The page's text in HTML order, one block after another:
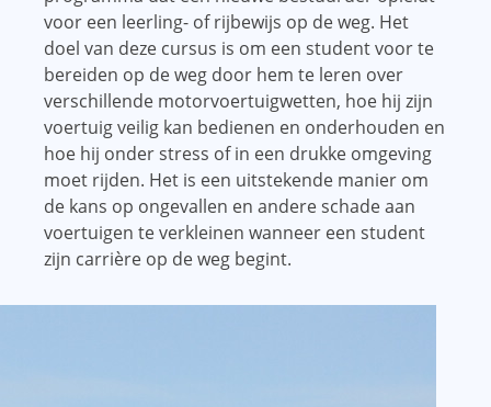
voor een leerling- of rijbewijs op de weg. Het
doel van deze cursus is om een ​​student voor te
bereiden op de weg door hem te leren over
verschillende motorvoertuigwetten, hoe hij zijn
voertuig veilig kan bedienen en onderhouden en
hoe hij onder stress of in een drukke omgeving
moet rijden. Het is een uitstekende manier om
de kans op ongevallen en andere schade aan
voertuigen te verkleinen wanneer een student
zijn carrière op de weg begint.